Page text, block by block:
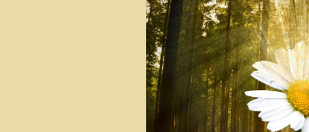
Алеся Борисюк
Андрей Плетенчук
Валерий Гусаров
Валентина Мельникова